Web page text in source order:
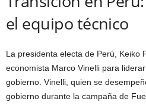
el equipo técnico
La presidenta electa de Perú, Keiko
economista Marco Vinelli para
gobierno. Vinelli, quien se
gobierno durante la campaña de